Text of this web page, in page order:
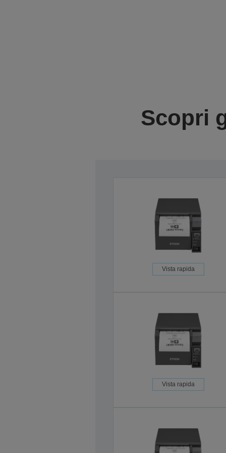
Scopri
Vista rapida
Vista rapida